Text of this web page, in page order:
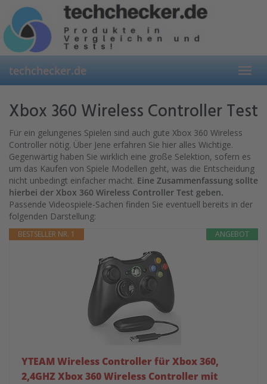
main
content
techchecker.de
Xbox 360 Wireless Controller Test
Für ein gelungenes Spielen sind auch gute Xbox 360 Wireless
Controller nötig. Über Jene erfahren Sie hier alles Wichtige.
Gegenwärtig haben Sie wirklich eine große Selektion, sofern es
um das Kaufen von Spiele Modellen geht, was die Entscheidung
nicht unbedingt einfacher macht. Eine Zusammenfassung sollte
hierbei der Xbox 360 Wireless Controller Test geben.
Passende Videospiele-Sachen finden Sie eventuell bereits in der
folgenden Darstellung:
ANGEBOT
BESTSELLER NR. 1
YTEAM Wireless Controller für Xbox 360,
2,4GHZ Xbox 360 Wireless Controller mit